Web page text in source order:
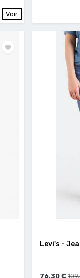
Voir
Levi's -
76,30 €